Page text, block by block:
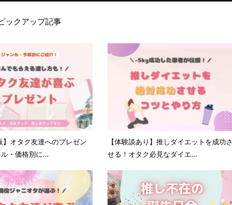
ックアップ記事
】オタク友達へのプレゼン
ル・価格別に...
【体験談あり】推しダイエットを成功さ
せる！オタク必見なダイエ...